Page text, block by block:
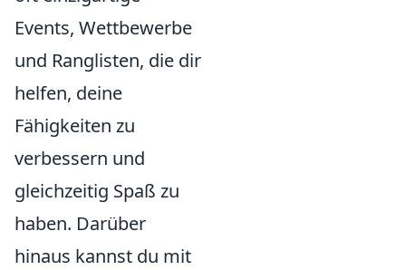
Events, Wettbewerbe
und Ranglisten, die dir
helfen, deine
Fähigkeiten zu
verbessern und
gleichzeitig Spaß zu
haben. Darüber
hinaus kannst du mit